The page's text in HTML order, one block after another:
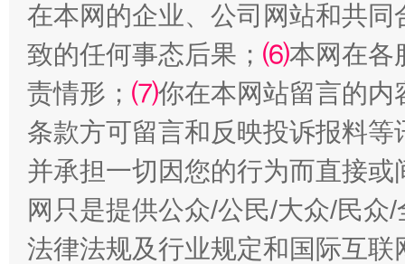
全民健身五年计划来了！等你上场
在本网的企业、公司网站和共
致的任何事态后果； ⑹本网在各
责情形； ⑺你在本网站留言的内
条款方可留言和反映投诉报料
并承担一切因您的行为而直接
网只是提供公众/公民/大众/民
法律法规及行业规定和国际互